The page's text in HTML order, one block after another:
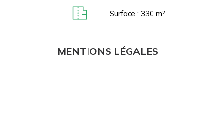
Surface : 330 m²
MENTIONS LÉGALES